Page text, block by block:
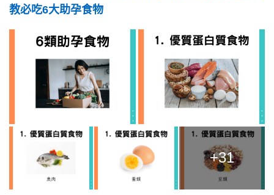
教必吃6大助孕食物
+31